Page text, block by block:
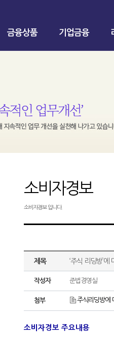
금융상품 기업금융
소비자경보
소비자경보 입니다.
제목 ‘주식 리딩방’
작성자 준법경영실
첨부 주식리딩방에
소비자경보 주요내용